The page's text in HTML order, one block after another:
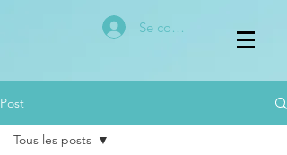
Se connecter
Post
Tous les posts